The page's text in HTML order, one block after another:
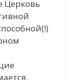
Церковь